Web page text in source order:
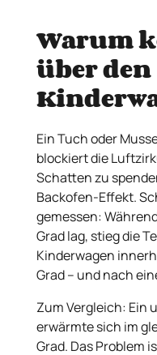
Warum
über den
Ein Tuch oder
blockiert die
Schatten zu
Backofen-Effekt.
gemessen:
Grad lag, stieg die
Kinderwagen
Grad – und nach
Zum Vergleich: Ein
erwärmte sich im
Grad. Das Problem